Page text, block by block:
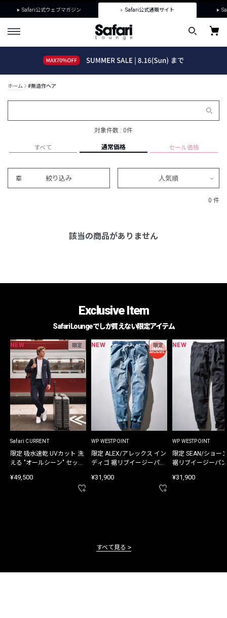
Safari公式ウェブマガジン Safari公式通販サイト
ホーム #無造作ヘア
対象件数 : 0件
すべて 通常価格 セール価格
絞り込み 人気順
0 件
該当の商品がありません
Exclusive Item
Safari Loungeでしか買えない限定アイテム
NEW 限定
Safari CURRENT
限定 吸水速乾 UVカット 洗
える "オールシーン" セット
¥49,500
NEW 限定
WP WESTPOINT
限定 ALEX/アレックス イン
ディゴ 裾リブイージーパン
¥31,900
NEW
WP WESTPOINT
限定 SEAN/ショー
裾リブイージーパ
¥31,900
すべて見る